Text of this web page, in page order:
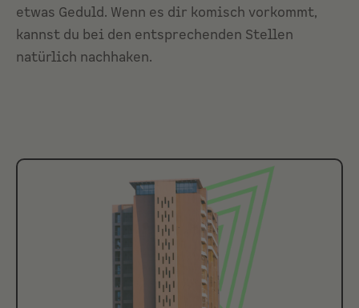
etwas Geduld. Wenn es dir komisch vorkommt,
kannst du bei den entsprechenden Stellen
natürlich nachhaken.